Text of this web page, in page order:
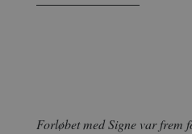
Forløbet med Signe var